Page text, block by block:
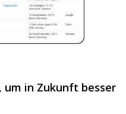
um in Zukunft besser